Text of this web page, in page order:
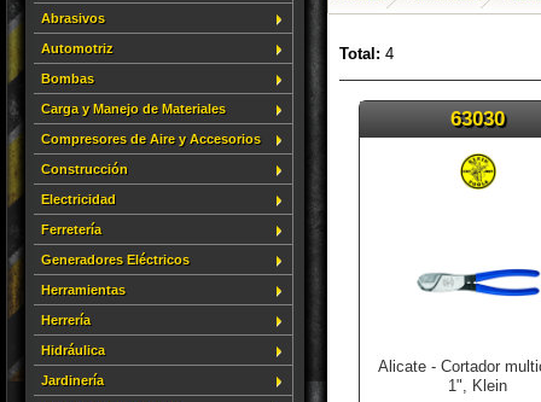
Abrasivos
Automotriz
Bombas
Carga y Manejo de Materiales
Compresores de Aire y Accesorios
Construcción
Electricidad
Ferretería
Generadores Eléctricos
Herramientas
Herrería
Hidráulica
Jardinería
Total: 4
63030
Alicate - Cortador
1", Klein